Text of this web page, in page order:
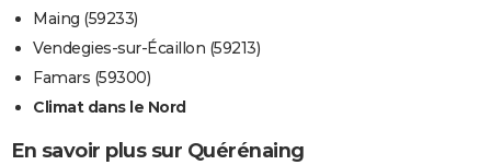
Maing (59233)
Vendegies-sur-Écaillon (59213)
Famars (59300)
Climat dans le Nord
En savoir plus sur Quérénaing